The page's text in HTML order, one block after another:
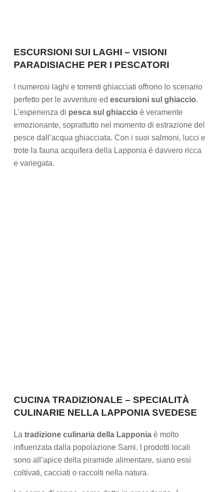
ESCURSIONI SUI LAGHI – VISIONI
PARADISIACHE PER I PESCATORI
I numerosi laghi e torrenti ghiacciati offrono lo scenario
perfetto per le avventure ed escursioni sul ghiaccio.
L’esperienza di pesca sul ghiaccio è veramente
emozionante, soprattutto nel momento di estrazione del
pesce dall’acqua ghiacciata. Con i suoi salmoni, lucci e
trote la fauna acquifera della Lapponia è davvero ricca
e variegata.
CUCINA TRADIZIONALE – SPECIALITÀ
CULINARIE NELLA LAPPONIA SVEDESE
La tradizione culinaria della Lapponia è molto
influenzata dalla popolazione Sami. I prodotti locali
sono all’apice della piramide alimentare, siano essi
coltivati, cacciati o raccolti nella natura.